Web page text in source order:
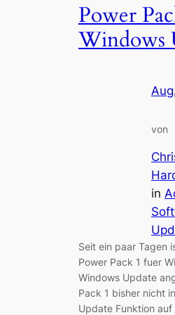
Power
Windows
von
in
Seit ein paar Tagen
Power Pack 1 fuer
Windows Update
Pack 1 bisher nicht
Update Funktion